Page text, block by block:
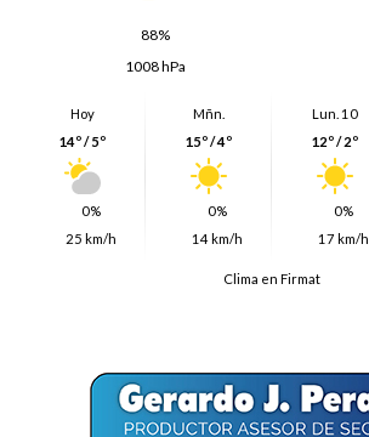
88%
1008 hPa
Hoy
14º / 5º
0%
25 km/h
Mñn.
15º / 4º
0%
14 km/h
Lun. 10
12º / 2º
0%
17 km/h
Clima en Firmat